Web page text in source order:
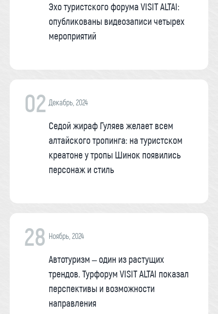
Эхо туристского форума VISIT ALTAI:
опубликованы видеозаписи четырех
мероприятий
02 Декабрь, 2024
Седой жираф Гуляев желает всем
алтайского тропинга: на туристском
креатоне у тропы Шинок появились
персонаж и стиль
28 Ноябрь, 2024
Автотуризм – один из растущих
трендов. Турфорум VISIT ALTAI показал
перспективы и возможности
направления